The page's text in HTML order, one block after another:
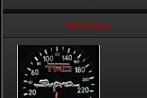
NikoLifeStyle